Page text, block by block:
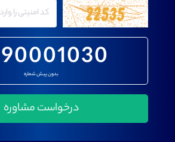
90001030
بدون پیش شماره